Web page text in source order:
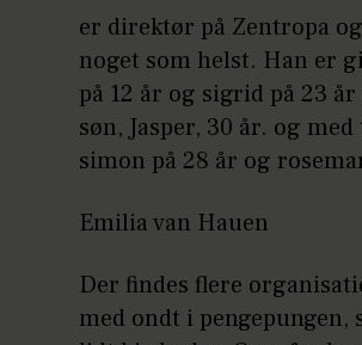
er direktør på Zentropa
noget som helst. Han er
på 12 år og sigrid på 23
søn, Jasper, 30 år. og
simon på 28 år og
Emilia van Hauen
Der findes flere
med ondt i pengepungen,